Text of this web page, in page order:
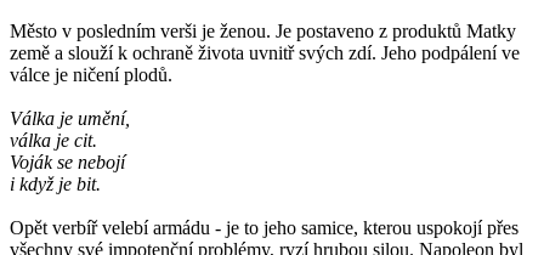
Město v posledním verši je ženou. Je postaveno z produktů Matky
země a slouží k ochraně života uvnitř svých zdí. Jeho podpálení ve
válce je ničení plodů.
Válka je umění,
válka je cit.
Voják se nebojí
i když je bit.
Opět verbíř velebí armádu - je to jeho samice, kterou uspokojí přes
všechny své impotenční problémy, ryzí hrubou silou. Napoleon byl